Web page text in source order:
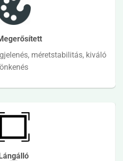
méretstabilitás, kiváló
önkenés